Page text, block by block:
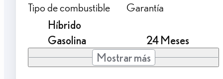
Tipo de combustible
Híbrido
Gasolina
Garantía
24 Meses
Mostrar más